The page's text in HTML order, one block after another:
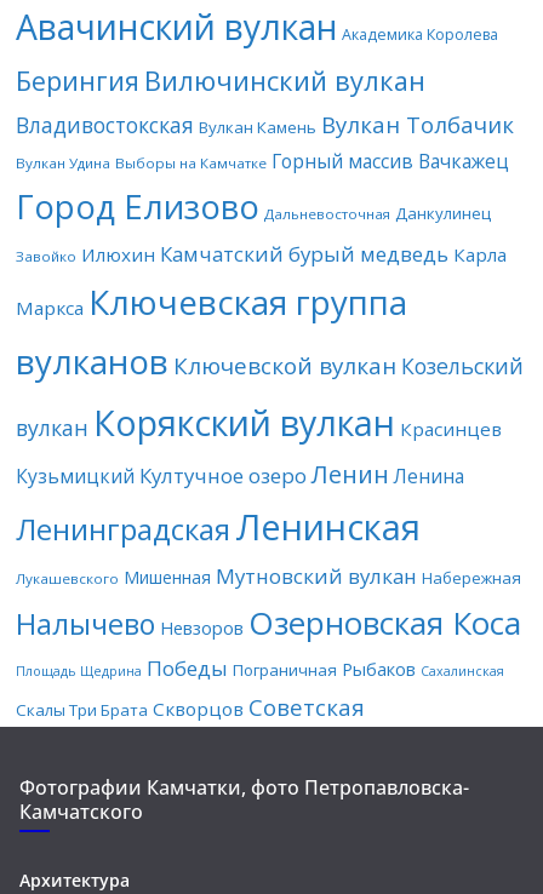
Авачинский вулкан Академика Королева
Берингия Вилючинский вулкан
Владивостокская Вулкан Камень Вулкан Толбачик
Вулкан Удина Выборы на Камчатке Горный массив Вачкажец
Город Елизово Дальневосточная Данкулинец
Завойко Илюхин Камчатский бурый медведь Карла
Маркса Ключевская группа
вулканов Ключевской вулкан Козельский
вулкан Корякский вулкан Красинцев
Кузьмицкий Култучное озеро Ленин Ленина
Ленинградская Ленинская
Лукашевского Мишенная Мутновский вулкан Набережная
Налычево Невзоров Озерновская Коса
Площадь Щедрина Победы Пограничная Рыбаков Сахалинская
Скалы Три Брата Скворцов Советская
Фотографии Камчатки, фото Петропавловска-
Камчатского
Архитектура